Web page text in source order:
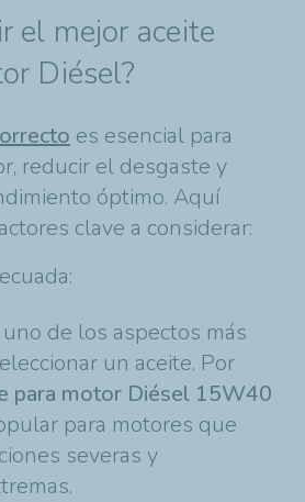
el mejor aceite
Diésel?
es esencial para
reducir el desgaste y
óptimo. Aquí
clave a considerar:
de los aspectos más
un aceite. Por
para motor Diésel 15W40
para motores que
severas y